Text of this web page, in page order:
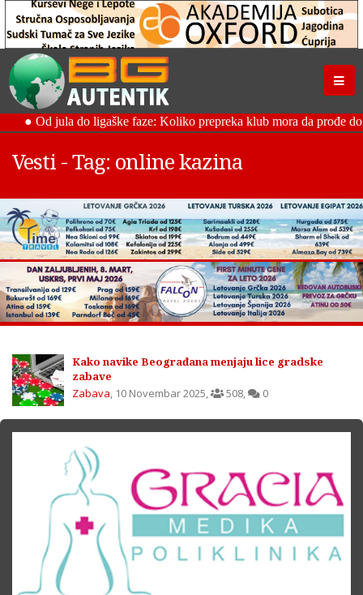
Vesti - Tag: online kazina
Kako navike Beograđana menjaju lice gradske
zabave
Zabava, 10 Novembar 2025, 508, 0